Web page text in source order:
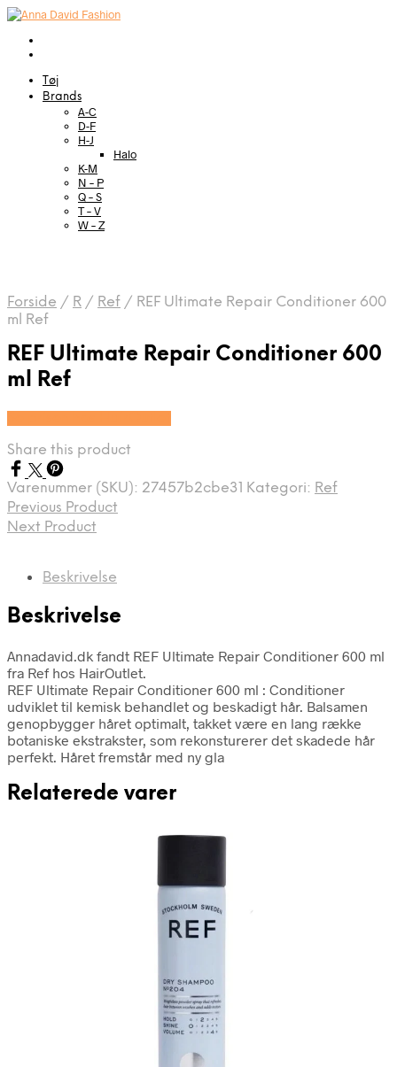
Tøj
Brands
A-C
D-F
H-J
Halo
K-M
N – P
Q – S
T – V
W – Z
Forside / R / Ref / REF Ultimate Repair Conditioner 600
ml Ref
REF Ultimate Repair Conditioner 600
ml Ref
Share this product
Varenummer (SKU): 27457b2cbe31 Kategori: Ref
Previous Product
Next Product
Beskrivelse
Beskrivelse
Annadavid.dk fandt REF Ultimate Repair Conditioner 600 ml
fra Ref hos HairOutlet.
REF Ultimate Repair Conditioner 600 ml : Conditioner
udviklet til kemisk behandlet og beskadigt hår. Balsamen
genopbygger håret optimalt, takket være en lang række
botaniske ekstrakster, som rekonsturerer det skadede hår
perfekt. Håret fremstår med ny gla
Relaterede varer